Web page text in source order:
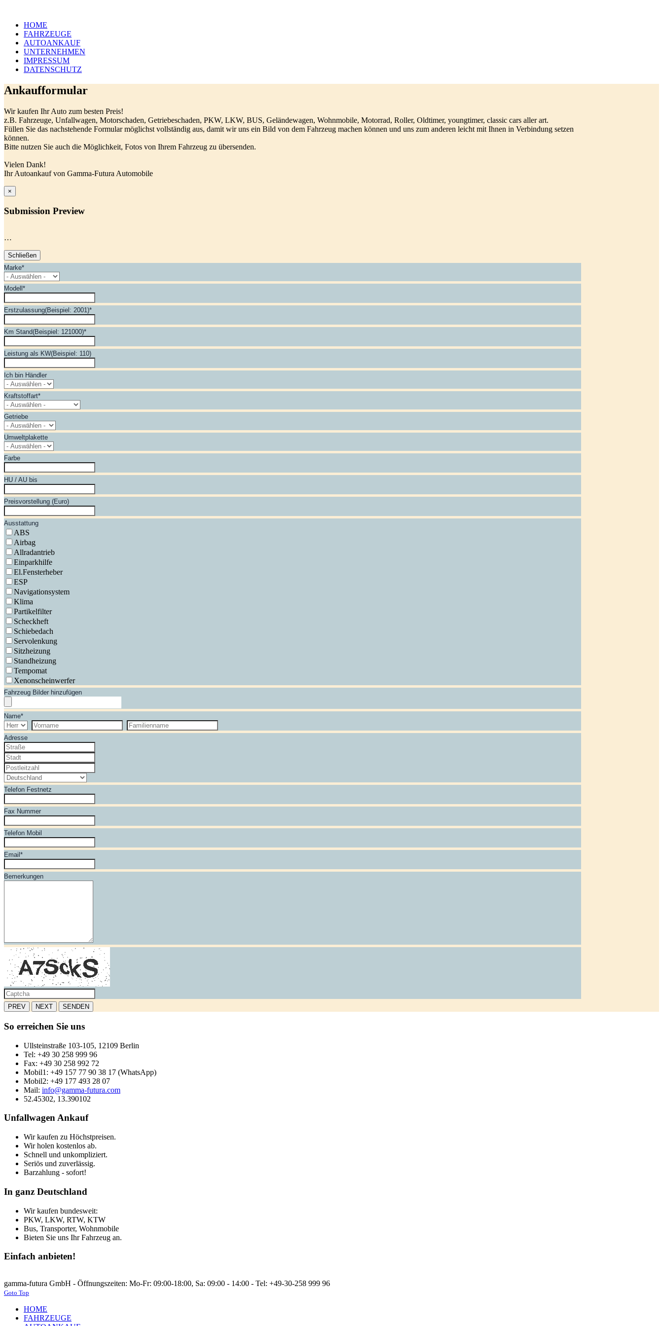
HOME
FAHRZEUGE
AUTOANKAUF
UNTERNEHMEN
IMPRESSUM
DATENSCHUTZ
Ankaufformular
Wir kaufen Ihr Auto zum besten Preis!
z.B. Fahrzeuge, Unfallwagen, Motorschaden, Getriebeschaden, PKW, LKW, BUS, Geländewagen, Wohnmobile, Motorrad, Roller, Oldtimer, youngtimer, classic cars aller art.
Füllen Sie das nachstehende Formular möglichst vollständig aus, damit wir uns ein Bild von dem Fahrzeug machen können und uns zum anderen leicht mit Ihnen in Verbindung setzen
können.
Bitte nutzen Sie auch die Möglichkeit, Fotos von Ihrem Fahrzeug zu übersenden.
Vielen Dank!
Ihr Autoankauf von Gamma-Futura Automobile
×
Submission Preview
…
Schließen
Marke*
Modell *
Erstzulassung(Beispiel: 2001)*
Km Stand(Beispiel: 121000)*
Leistung als KW(Beispiel: 110)
Ich bin Händler
Kraftstoffart*
Getriebe
Umweltplakette
Farbe
HU / AU bis
Preisvorstellung (Euro)
Ausstattung
ABS
Airbag
Allradantrieb
Einparkhilfe
El.Fensterheber
ESP
Navigationsystem
Klima
Partikelfilter
Scheckheft
Schiebedach
Servolenkung
Sitzheizung
Standheizung
Tempomat
Xenonscheinwerfer
Fahrzeug Bilder hinzufügen
Name*
Adresse
Telefon Festnetz
Fax Nummer
Telefon Mobil
Email *
Bemerkungen
PREV NEXT SENDEN
So erreichen Sie uns
Ullsteinstraße 103-105, 12109 Berlin
Tel: +49 30 258 999 96
Fax: +49 30 258 992 72
Mobil1: +49 157 77 90 38 17 (WhatsApp)
Mobil2: +49 177 493 28 07
Mail: info@gamma-futura.com
52.45302, 13.390102
Unfallwagen Ankauf
Wir kaufen zu Höchstpreisen.
Wir holen kostenlos ab.
Schnell und unkompliziert.
Seriös und zuverlässig.
Barzahlung - sofort!
In ganz Deutschland
Wir kaufen bundesweit:
PKW, LKW, RTW, KTW
Bus, Transporter, Wohnmobile
Bieten Sie uns Ihr Fahrzeug an.
Einfach anbieten!
gamma-futura GmbH - Öffnungszeiten: Mo-Fr: 09:00-18:00, Sa: 09:00 - 14:00 - Tel: +49-30-258 999 96
Goto Top
HOME
FAHRZEUGE